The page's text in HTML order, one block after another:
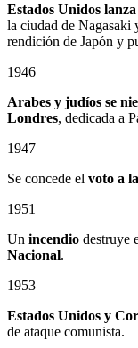
Estados Unidos
la ciudad de Nagasaki
rendición de Japón y
1946
Arabes y judíos se
Londres, dedicada a
1947
Se concede el voto a
1951
Un incendio destruye
Nacional.
1953
Estados Unidos y
de ataque comunista.